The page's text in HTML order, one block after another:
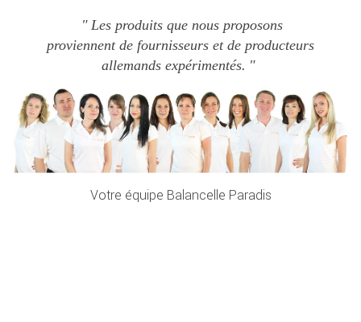
Les produits que nous proposons
proviennent de fournisseurs et de producteurs
allemands expérimentés.
Votre équipe Balancelle Paradis